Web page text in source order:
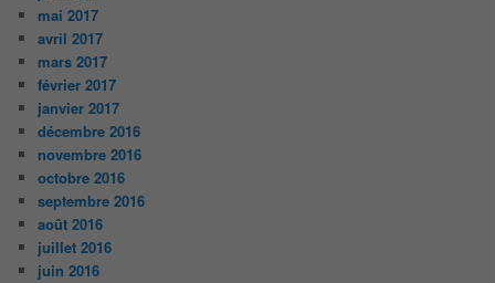
mai 2017
avril 2017
mars 2017
février 2017
janvier 2017
décembre 2016
novembre 2016
octobre 2016
septembre 2016
août 2016
juillet 2016
juin 2016